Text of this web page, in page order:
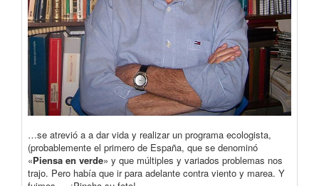
…se atrevió a a dar vida y realizar un programa ecologista,
(probablemente el primero de España, que se denominó
«Piensa en verde» y que múltiples y variados problemas nos
trajo. Pero había que ir para adelante contra viento y marea. Y